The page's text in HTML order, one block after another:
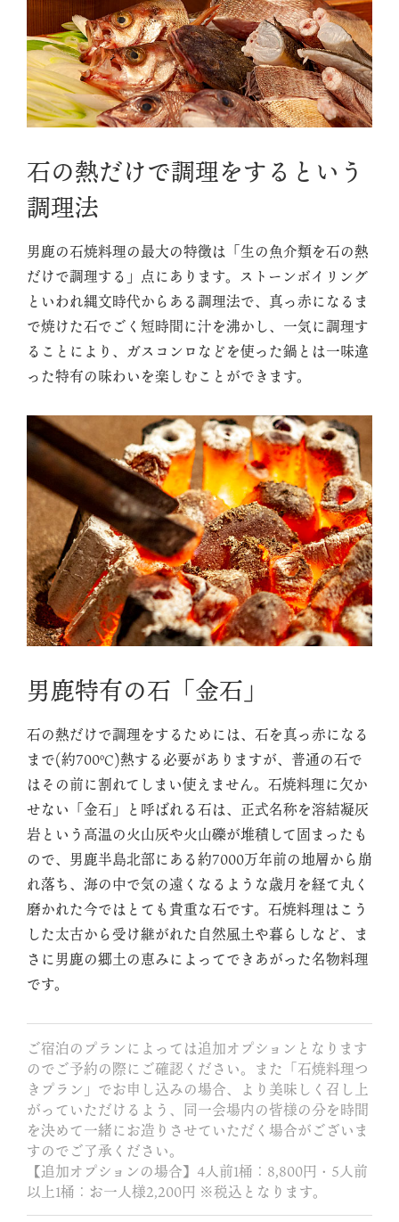
石の熱だけで調理をするという
調理法
男鹿の石焼料理の最大の特徴は「生の魚介類を石の熱
だけで調理する」点にあります。ストーンボイリング
といわれ縄文時代からある調理法で、真っ赤になるま
で焼けた石でごく短時間に汁を沸かし、一気に調理す
ることにより、ガスコンロなどを使った鍋とは一味違
った特有の味わいを楽しむことができます。
男鹿特有の石「金石」
石の熱だけで調理をするためには、石を真っ赤になる
まで(約700℃)熱する必要がありますが、普通の石で
はその前に割れてしまい使えません。石焼料理に欠か
せない「金石」と呼ばれる石は、正式名称を溶結凝灰
岩という高温の火山灰や火山礫が堆積して固まったも
ので、男鹿半島北部にある約7000万年前の地層から崩
れ落ち、海の中で気の遠くなるような歳月を経て丸く
磨かれた今ではとても貴重な石です。石焼料理はこう
した太古から受け継がれた自然風土や暮らしなど、ま
さに男鹿の郷土の恵みによってできあがった名物料理
です。
ご宿泊のプランによっては追加オプションとなります
のでご予約の際にご確認ください。また「石焼料理つ
きプラン」でお申し込みの場合、より美味しく召し上
がっていただけるよう、同一会場内の皆様の分を時間
を決めて一緒にお造りさせていただく場合がございま
すのでご了承ください。
【追加オプションの場合】4人前1桶：8,800円・5人前
以上1桶：お一人様2,200円 ※税込となります。